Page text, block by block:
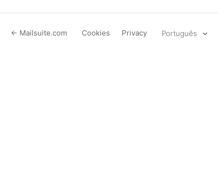
← Mailsuite.com Cookies Privacy Português